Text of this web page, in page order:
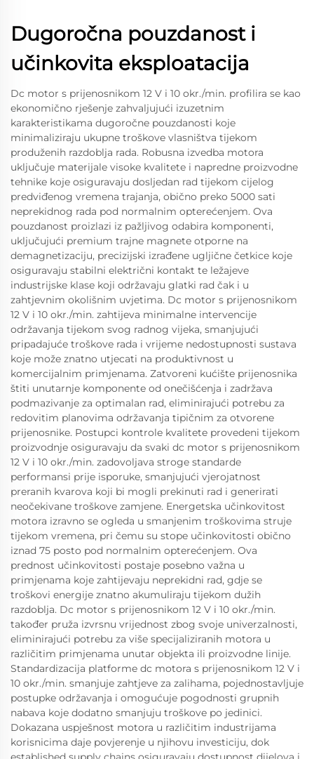
Dugoročna pouzdanost i
učinkovita eksploatacija
Dc motor s prijenosnikom 12 V i 10 okr./min. profilira se kao
ekonomično rješenje zahvaljujući izuzetnim
karakteristikama dugoročne pouzdanosti koje
minimaliziraju ukupne troškove vlasništva tijekom
produženih razdoblja rada. Robusna izvedba motora
uključuje materijale visoke kvalitete i napredne proizvodne
tehnike koje osiguravaju dosljedan rad tijekom cijelog
predviđenog vremena trajanja, obično preko 5000 sati
neprekidnog rada pod normalnim opterećenjem. Ova
pouzdanost proizlazi iz pažljivog odabira komponenti,
uključujući premium trajne magnete otporne na
demagnetizaciju, precizijski izrađene ugljične četkice koje
osiguravaju stabilni električni kontakt te ležajeve
industrijske klase koji održavaju glatki rad čak i u
zahtjevnim okolišnim uvjetima. Dc motor s prijenosnikom
12 V i 10 okr./min. zahtijeva minimalne intervencije
održavanja tijekom svog radnog vijeka, smanjujući
pripadajuće troškove rada i vrijeme nedostupnosti sustava
koje može znatno utjecati na produktivnost u
komercijalnim primjenama. Zatvoreni kućište prijenosnika
štiti unutarnje komponente od onečišćenja i zadržava
podmazivanje za optimalan rad, eliminirajući potrebu za
redovitim planovima održavanja tipičnim za otvorene
prijenosnike. Postupci kontrole kvalitete provedeni tijekom
proizvodnje osiguravaju da svaki dc motor s prijenosnikom
12 V i 10 okr./min. zadovoljava stroge standarde
performansi prije isporuke, smanjujući vjerojatnost
preranih kvarova koji bi mogli prekinuti rad i generirati
neočekivane troškove zamjene. Energetska učinkovitost
motora izravno se ogleda u smanjenim troškovima struje
tijekom vremena, pri čemu su stope učinkovitosti obično
iznad 75 posto pod normalnim opterećenjem. Ova
prednost učinkovitosti postaje posebno važna u
primjenama koje zahtijevaju neprekidni rad, gdje se
troškovi energije znatno akumuliraju tijekom dužih
razdoblja. Dc motor s prijenosnikom 12 V i 10 okr./min.
također pruža izvrsnu vrijednost zbog svoje univerzalnosti,
eliminirajući potrebu za više specijaliziranih motora u
različitim primjenama unutar objekta ili proizvodne linije.
Standardizacija platforme dc motora s prijenosnikom 12 V i
10 okr./min. smanjuje zahtjeve za zalihama, pojednostavljuje
postupke održavanja i omogućuje pogodnosti grupnih
nabava koje dodatno smanjuju troškove po jedinici.
Dokazana uspješnost motora u različitim industrijama
korisnicima daje povjerenje u njihovu investiciju, dok